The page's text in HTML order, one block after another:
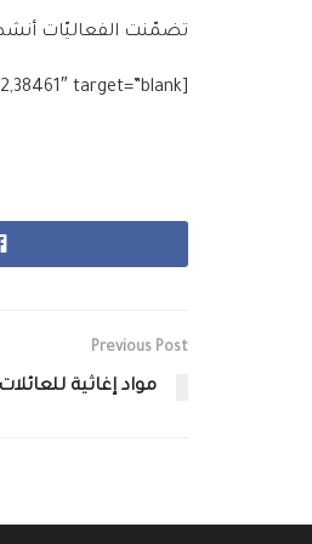
تضمّنت الفعاليّات
[g_slider2 source=”media: 38465,38463,38462,38461″ target=”blank”]
Previous Post
مواد إغاثية